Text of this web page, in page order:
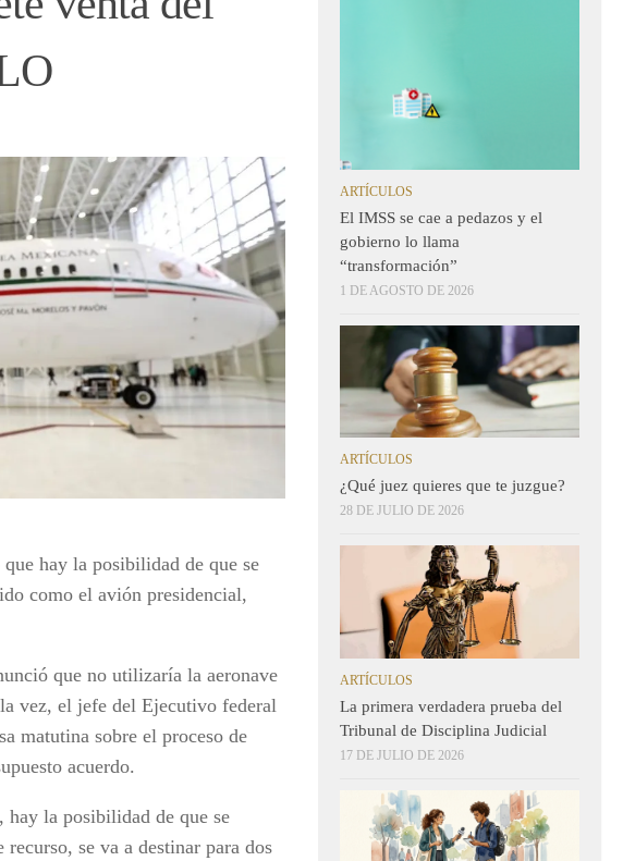
hay la posibilidad de que se
como el avión presidencial,
que no utilizaría la aeronave
vez, el jefe del Ejecutivo federal
matutina sobre el proceso de
acuerdo.
hay la posibilidad de que se
se va a destinar para dos
ARTÍCULOS
El IMSS se cae a pedazos y el
gobierno lo llama
“transformación”
1 DE AGOSTO DE 2026
ARTÍCULOS
¿Qué juez quieres que te juzgue?
28 DE JULIO DE 2026
ARTÍCULOS
La primera verdadera prueba del
Tribunal de Disciplina Judicial
17 DE JULIO DE 2026